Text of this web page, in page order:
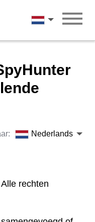
Nederlands
Nederlands
rechten